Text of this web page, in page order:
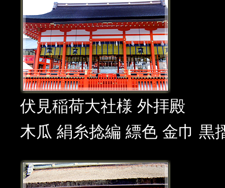
伏見稲荷大社様 外拝殿
木瓜 絹糸捻編 縹色 金巾 黒